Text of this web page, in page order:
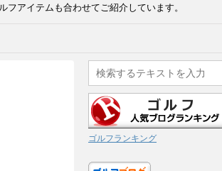
アイテムも合わせてご紹介しています。
ゴルフランキング